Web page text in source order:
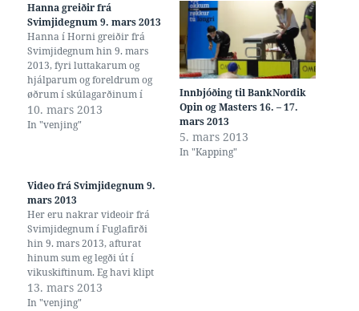
Hanna greiðir frá
Svimjidegnum 9. mars 2013
Hanna í Horni greiðir frá
Svimjidegnum hin 9. mars
2013, fyri luttakarum og
hjálparum og foreldrum og
øðrum í skúlagarðinum í
Fuglafirði.
10. mars 2013
In "venjing"
Innbjóðing til BankNordik
Opin og Masters 16. – 17.
mars 2013
5. mars 2013
In "Kapping"
Video frá Svimjidegnum 9.
mars 2013
Her eru nakrar videoir frá
Svimjidegnum í Fuglafirði
hin 9. mars 2013, afturat
hinum sum eg legði út í
vikuskiftinum. Eg havi klipt
okkurt frá, og onkur video
liggur eftir har annaðhvørt
13. mars 2013
In "venjing"